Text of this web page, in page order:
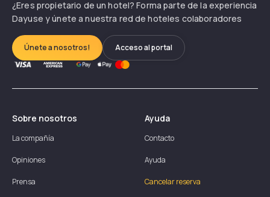
¿Eres propietario de un hotel? Forma parte de la experiencia
Dayuse y únete a nuestra red de hoteles colaboradores
Únete a nosotros! Acceso al portal
Sobre nosotros
La compañía
Opiniones
Prensa
Ayuda
Contacto
Ayuda
Cancelar reserva